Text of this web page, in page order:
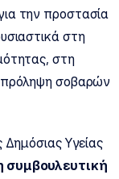
την προστασία
στη
στη
πρόληψη σοβαρών
Δημόσιας Υγείας
συμβουλευτική